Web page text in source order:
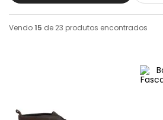
Vendo15 de 23 produtos encontrados